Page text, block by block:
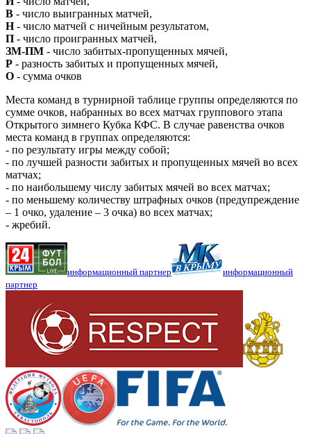
В - число выигранных матчей,
Н- число матчей с ничейным результатом,
П - число проигранных матчей,
ЗМ-ПМ - число забитых-пропущенных мячей,
Р - разность забитых и пропущенных мячей,
О - сумма очков
Места команд в турнирной таблице группы определяются по
сумме очков, набранных во всех матчах группового этапа
Открытого зимнего Кубка КФС. В случае равенства очков
места команд в группах определяются:
- по результату игры между собой;
- по лучшей разности забитых и пропущенных мячей во всех
матчах;
- по наибольшему числу забитых мячей во всех матчах;
- по меньшему количеству штрафных очков (предупреждение
– 1 очко, удаление – 3 очка) во всех матчах;
- жребий.
информационный партнер
информационный
партнер